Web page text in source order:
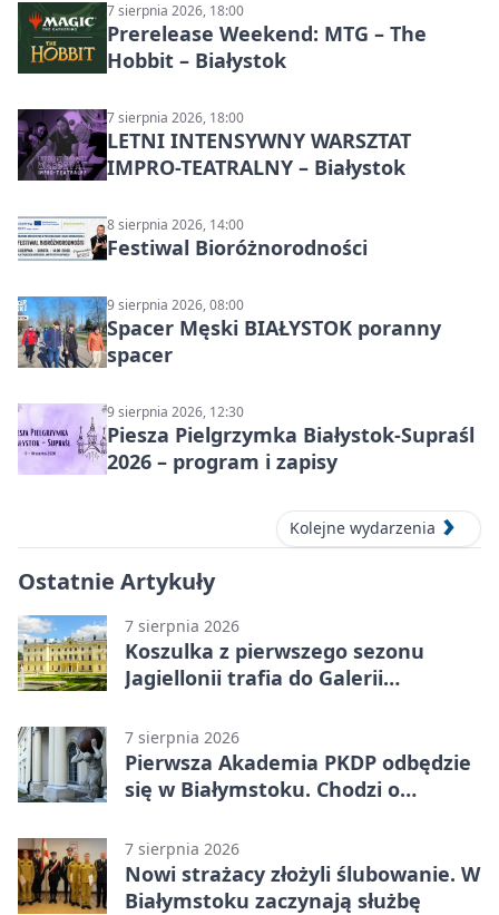
7 sierpnia 2026, 18:00
Prerelease Weekend: MTG – The
Hobbit – Białystok
7 sierpnia 2026, 18:00
LETNI INTENSYWNY WARSZTAT
IMPRO-TEATRALNY – Białystok
8 sierpnia 2026, 14:00
Festiwal Bioróżnorodności
9 sierpnia 2026, 08:00
Spacer Męski BIAŁYSTOK poranny
spacer
9 sierpnia 2026, 12:30
Piesza Pielgrzymka Białystok-Supraśl
2026 – program i zapisy
Kolejne wydarzenia
Ostatnie Artykuły
7 sierpnia 2026
Koszulka z pierwszego sezonu
Jagiellonii trafia do Galerii
7 sierpnia 2026
Pierwsza Akademia PKDP odbędzie
się w Białymstoku. Chodzi o
7 sierpnia 2026
Nowi strażacy złożyli ślubowanie. W
Białymstoku zaczynają służbę